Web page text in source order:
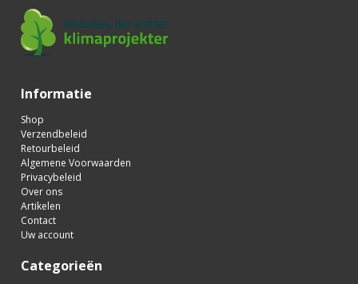
Informatie
Shop
Verzendbeleid
Retourbeleid
Algemene Voorwaarden
Privacybeleid
Over ons
Artikelen
Contact
Uw account
Categorieën